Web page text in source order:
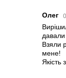
Олег
Взяли
мене!
Якість